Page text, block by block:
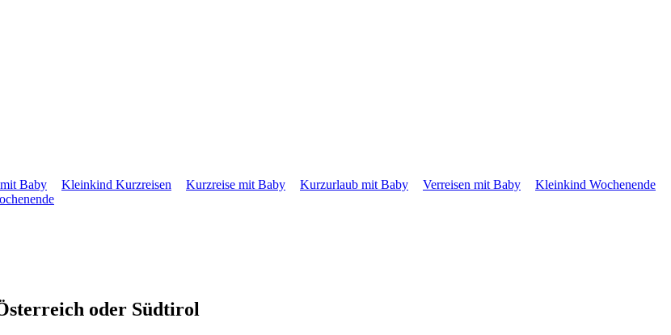
Baby Kleinkind Kurzreisen Kurzreise mit Baby Kurzurlaub mit Baby Verreisen mit Baby
Kleinkind Wochenende
oder Südtirol